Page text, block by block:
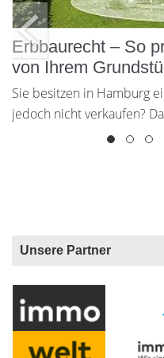
Erbbaurecht – So
von Ihrem
Sie besitzen in Hamburg
jedoch nicht verkaufen?
Unsere Partner